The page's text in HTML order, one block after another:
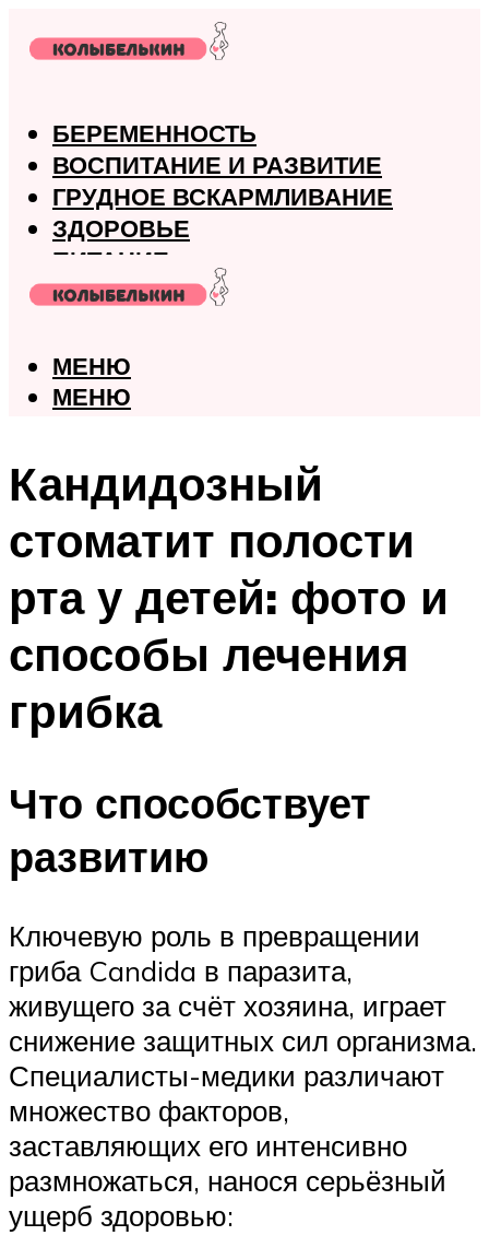
БЕРЕМЕННОСТЬ
ВОСПИТАНИЕ И РАЗВИТИЕ
ГРУДНОЕ ВСКАРМЛИВАНИЕ
ЗДОРОВЬЕ
ПИТАНИЕ
РОДЫ
МЕНЮ
МЕНЮ
Кандидозный
стоматит полости
рта у детей: фото и
способы лечения
грибка
Что способствует
развитию
Ключевую роль в превращении
гриба Candida в паразита,
живущего за счёт хозяина, играет
снижение защитных сил организма.
Специалисты-медики различают
множество факторов,
заставляющих его интенсивно
размножаться, нанося серьёзный
ущерб здоровью: